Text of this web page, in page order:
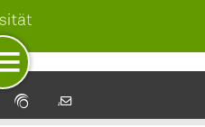
Services